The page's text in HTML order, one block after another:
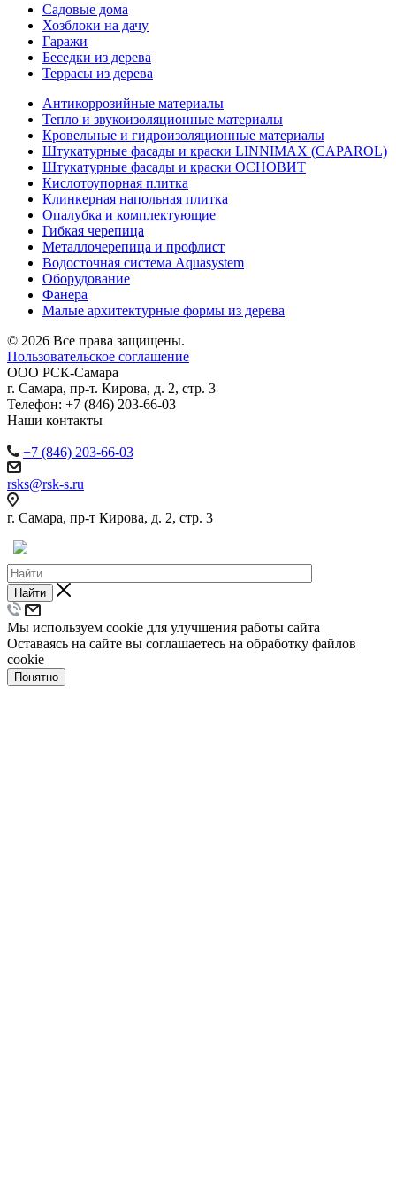
Садовые дома
Хозблоки на дачу
Гаражи
Беседки из дерева
Террасы из дерева
Антикоррозийные материалы
Тепло и звукоизоляционные материалы
Кровельные и гидроизоляционные материалы
Штукатурные фасады и краски LINNIMAX (CAPAROL)
Штукатурные фасады и краски ОСНОВИТ
Кислотоупорная плитка
Клинкерная напольная плитка
Опалубка и комплектующие
Гибкая черепица
Металлочерепица и профлист
Водосточная система Aquasystem
Оборудование
Фанера
Малые архитектурные формы из дерева
© 2026 Все права защищены.
Пользовательское соглашение
ООО РСК-Самара
г. Самара, пр-т. Кирова, д. 2, стр. 3
Телефон: +7 (846) 203-66-03
Наши контакты
+7 (846) 203-66-03
rsks@rsk-s.ru
г. Самара, пр-т Кирова, д. 2, стр. 3
Найти
Мы используем cookie для улучшения работы сайта
Оставаясь на сайте вы соглашаетесь на обработку файлов
cookie
Понятно